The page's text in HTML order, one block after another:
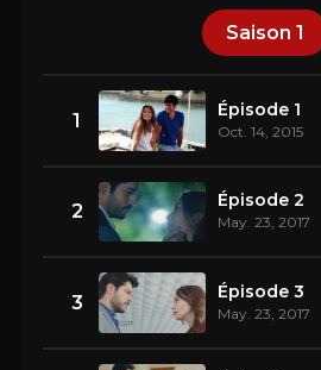
Saison 1
1 Épisode 1
Oct. 14, 2015
2 Épisode 2
May. 23, 2017
3 Épisode 3
May. 23, 2017